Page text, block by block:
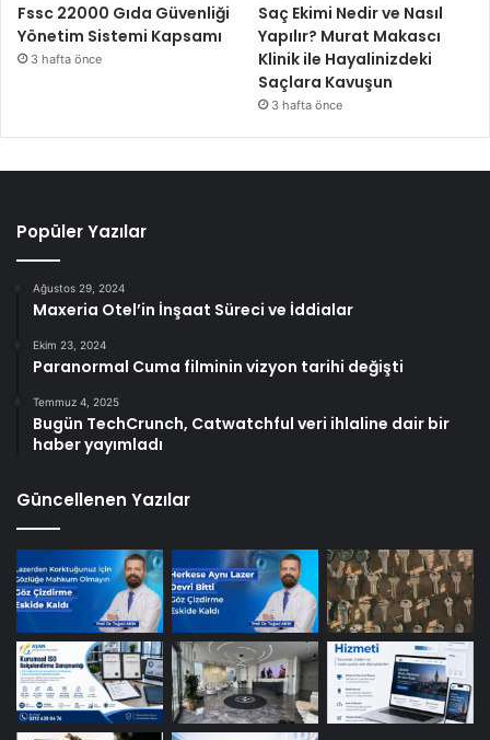
Fssc 22000 Gıda Güvenliği
Yönetim Sistemi Kapsamı
3 hafta önce
Saç Ekimi Nedir ve Nasıl
Yapılır? Murat Makascı
Klinik ile Hayalinizdeki
Saçlara Kavuşun
3 hafta önce
Popüler Yazılar
Ağustos 29, 2024
Maxeria Otel’in İnşaat Süreci ve İddialar
Ekim 23, 2024
Paranormal Cuma filminin vizyon tarihi değişti
Temmuz 4, 2025
Bugün TechCrunch, Catwatchful veri ihlaline dair bir
haber yayımladı
Güncellenen Yazılar